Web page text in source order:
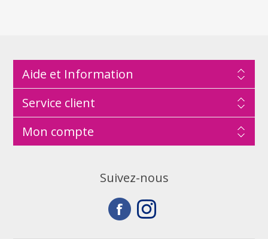
Aide et Information
Service client
Mon compte
Suivez-nous